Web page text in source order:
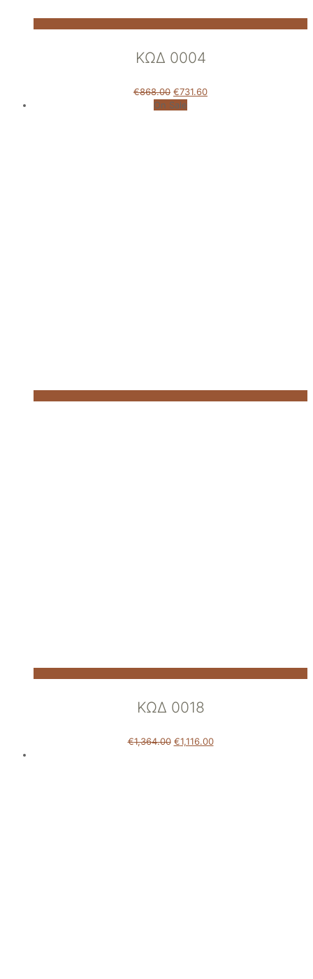
ΚΩΔ 0004
€868.00 €731.60
On Sale
ΚΩΔ 0018
€1,364.00 €1,116.00